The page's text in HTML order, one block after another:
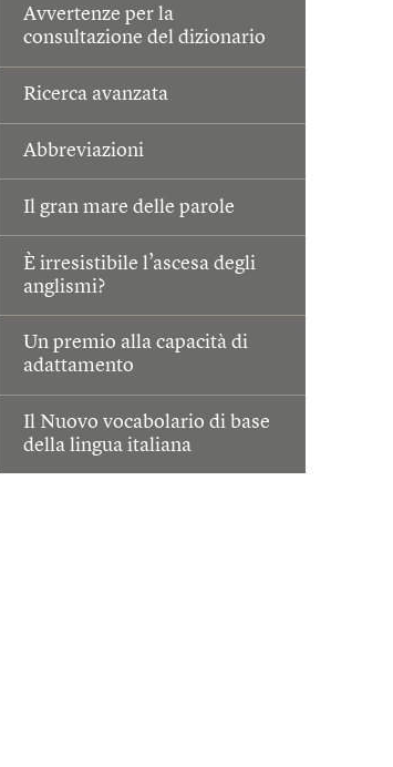
Avvertenze per la
consultazione del dizionario
Ricerca avanzata
Abbreviazioni
Il gran mare delle parole
È irresistibile l’ascesa degli
anglismi?
Un premio alla capacità di
adattamento
Il Nuovo vocabolario di base
della lingua italiana